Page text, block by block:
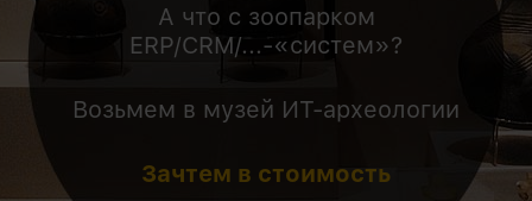
А что с зоопарком
ERP/CRM/...-«систем»?
Возьмем в музей ИТ-археологии
Зачтем в стоимость